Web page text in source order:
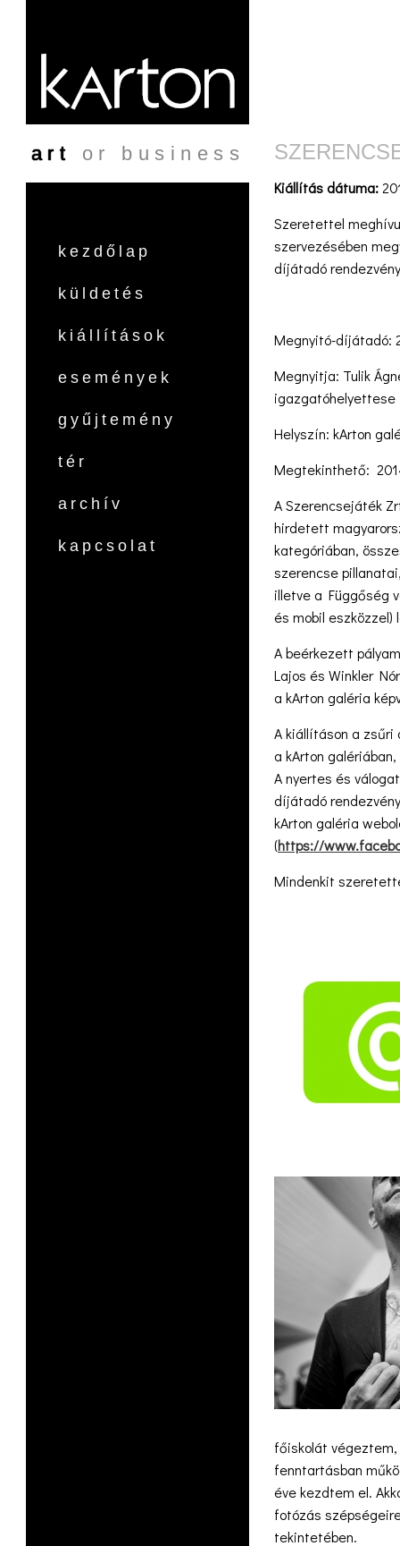
art or business
kezdőlap
küldetés
kiállítások
események
gyűjtemény
tér
archív
kapcsolat
Kiállítás dátuma:
Szeretettel
szervezésében
díjátadó
Megnyitó-díjátadó:
Megnyitja: Tulik
igazgatóhelyettese
Helyszín: kArton
Megtekinthető:
A Szerencsejáték
hirdetett
kategóriában,
szerencse
illetve a Függőség
és mobil
A beérkezett
Lajos és Winkler
a kArton galéria
A kiállításon a
a kArton
A nyertes és
díjátadó
kArton galéria
(https://
Mindenkit
főiskolát
fenntartásban
éve kezdtem el.
fotózás
tekintetében.